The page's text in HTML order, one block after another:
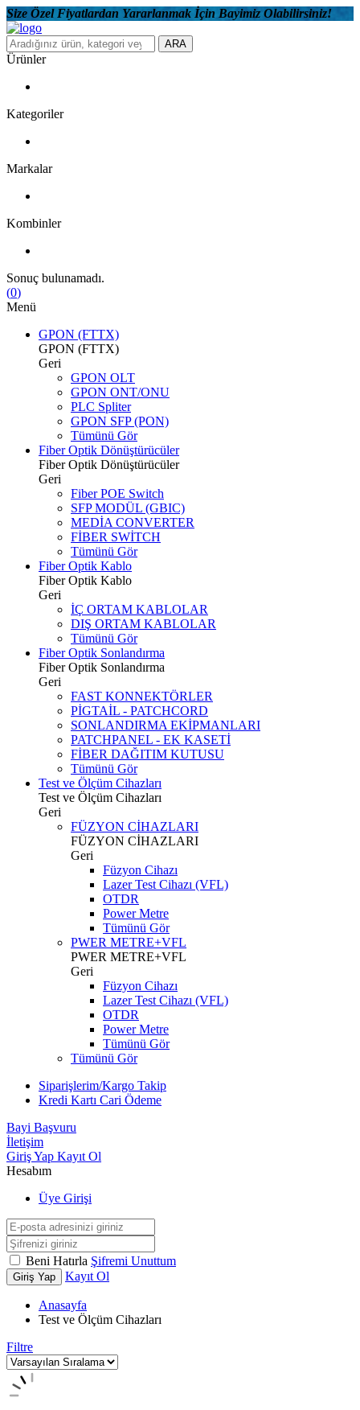
Size Özel Fiyatlardan Yararlanmak İçin Bayimiz Olabilirsiniz!
ARA
Ürünler
Kategoriler
Markalar
Kombinler
Sonuç bulunamadı.
(0)
Menü
GPON (FTTX)
GPON (FTTX)
Geri
GPON OLT
GPON ONT/ONU
PLC Spliter
GPON SFP (PON)
Tümünü Gör
Fiber Optik Dönüştürücüler
Fiber Optik Dönüştürücüler
Geri
Fiber POE Switch
SFP MODÜL (GBIC)
MEDİA CONVERTER
FİBER SWİTCH
Tümünü Gör
Fiber Optik Kablo
Fiber Optik Kablo
Geri
İÇ ORTAM KABLOLAR
DIŞ ORTAM KABLOLAR
Tümünü Gör
Fiber Optik Sonlandırma
Fiber Optik Sonlandırma
Geri
FAST KONNEKTÖRLER
PİGTAİL - PATCHCORD
SONLANDIRMA EKİPMANLARI
PATCHPANEL - EK KASETİ
FİBER DAĞITIM KUTUSU
Tümünü Gör
Test ve Ölçüm Cihazları
Test ve Ölçüm Cihazları
Geri
FÜZYON CİHAZLARI
FÜZYON CİHAZLARI
Geri
Füzyon Cihazı
Lazer Test Cihazı (VFL)
OTDR
Power Metre
Tümünü Gör
PWER METRE+VFL
PWER METRE+VFL
Geri
Füzyon Cihazı
Lazer Test Cihazı (VFL)
OTDR
Power Metre
Tümünü Gör
Tümünü Gör
Siparişlerim/Kargo Takip
Kredi Kartı Cari Ödeme
Bayi Başvuru
İletişim
Giriş Yap Kayıt Ol
Hesabım
Üye Girişi
Beni Hatırla Şifremi Unuttum
Giriş Yap Kayıt Ol
Anasayfa
Test ve Ölçüm Cihazları
Filtre